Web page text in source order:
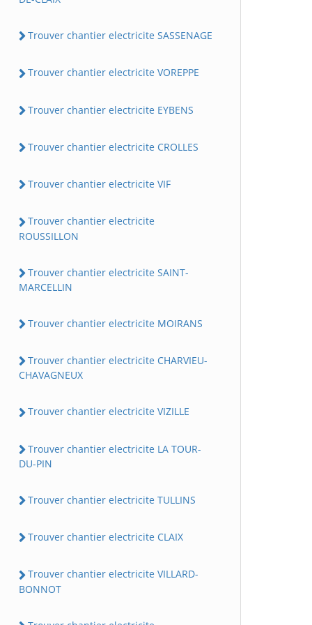
Trouver chantier electricite SASSENAGE
Trouver chantier electricite VOREPPE
Trouver chantier electricite EYBENS
Trouver chantier electricite CROLLES
Trouver chantier electricite VIF
Trouver chantier electricite
ROUSSILLON
Trouver chantier electricite SAINT-
MARCELLIN
Trouver chantier electricite MOIRANS
Trouver chantier electricite CHARVIEU-
CHAVAGNEUX
Trouver chantier electricite VIZILLE
Trouver chantier electricite LA TOUR-
DU-PIN
Trouver chantier electricite TULLINS
Trouver chantier electricite CLAIX
Trouver chantier electricite VILLARD-
BONNOT